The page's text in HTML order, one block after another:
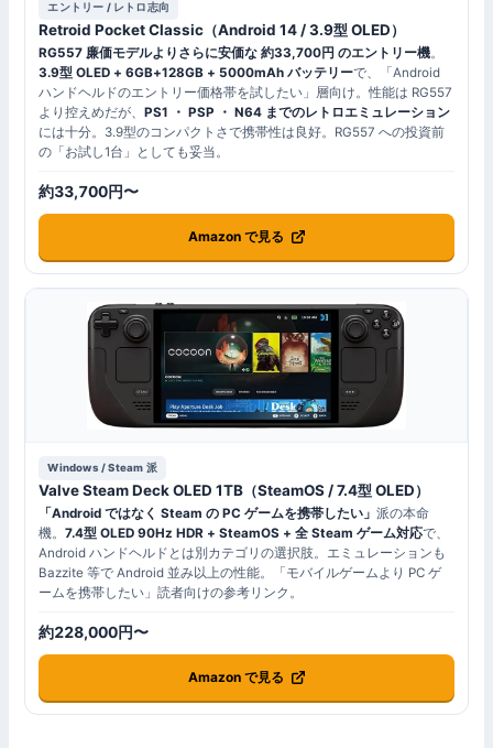
エントリー / レトロ志向
Retroid Pocket Classic（Android 14 / 3.9型 OLED）
RG557 廉価モデルよりさらに安価な 約33,700円 のエントリー機。
3.9型 OLED + 6GB+128GB + 5000mAh バッテリーで、「Android
ハンドヘルドのエントリー価格帯を試したい」層向け。性能は RG557
より控えめだが、PS1 ・ PSP ・ N64 までのレトロエミュレーション
には十分。3.9型のコンパクトさで携帯性は良好。RG557 への投資前
の「お試し1台」としても妥当。
約33,700円〜
Amazon で見る
Windows / Steam 派
Valve Steam Deck OLED 1TB（SteamOS / 7.4型 OLED）
「Android ではなく Steam の PC ゲームを携帯したい」派の本命
機。7.4型 OLED 90Hz HDR + SteamOS + 全 Steam ゲーム対応で、
Android ハンドヘルドとは別カテゴリの選択肢。エミュレーションも
Bazzite 等で Android 並み以上の性能。「モバイルゲームより PC ゲ
ームを携帯したい」読者向けの参考リンク。
約228,000円〜
Amazon で見る